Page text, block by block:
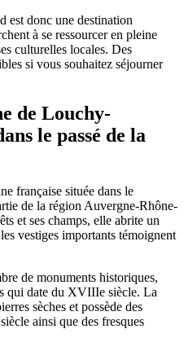
est donc une destination
à se ressourcer en pleine
culturelles locales. Des
si vous souhaitez séjourner
de Louchy-
le passé de la
française située dans le
de la région Auvergne-Rhône-
et ses champs, elle abrite un
vestiges importants témoignent
de monuments historiques,
qui date du XVIIIe siècle. La
sèches et possède des
ainsi que des fresques